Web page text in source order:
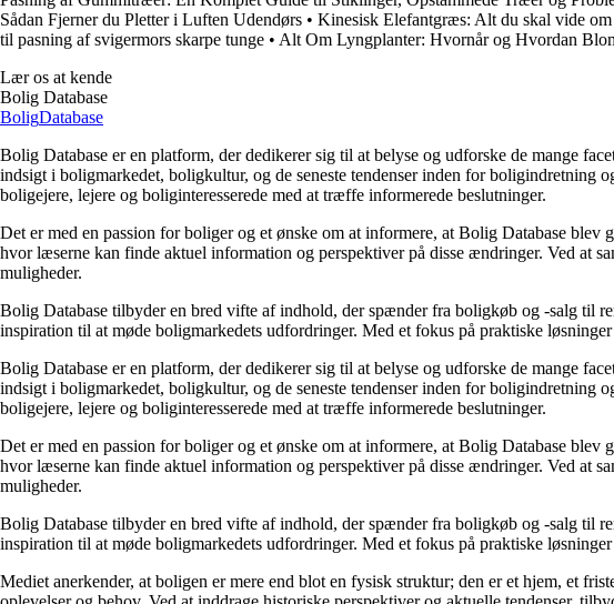
Sådan Fjerner du Pletter i Luften Udendørs • Kinesisk Elefantgræs: Alt du skal vide
til pasning af svigermors skarpe tunge • Alt Om Lyngplanter: Hvornår og Hvordan
Lær os at kende
Bolig Database
BoligDatabase
Bolig Database er en platform, der dedikerer sig til at belyse og udforske de mange
indsigt i boligmarkedet, boligkultur, og de seneste tendenser inden for boligindretning
boligejere, lejere og boliginteresserede med at træffe informerede beslutninger.
Det er med en passion for boliger og et ønske om at informere, at Bolig Database
hvor læserne kan finde aktuel information og perspektiver på disse ændringer. Ved at
muligheder.
Bolig Database tilbyder en bred vifte af indhold, der spænder fra boligkøb og -salg til
inspiration til at møde boligmarkedets udfordringer. Med et fokus på praktiske
Bolig Database er en platform, der dedikerer sig til at belyse og udforske de mange
indsigt i boligmarkedet, boligkultur, og de seneste tendenser inden for boligindretning
boligejere, lejere og boliginteresserede med at træffe informerede beslutninger.
Det er med en passion for boliger og et ønske om at informere, at Bolig Database
hvor læserne kan finde aktuel information og perspektiver på disse ændringer. Ved at
muligheder.
Bolig Database tilbyder en bred vifte af indhold, der spænder fra boligkøb og -salg til
inspiration til at møde boligmarkedets udfordringer. Med et fokus på praktiske
Mediet anerkender, at boligen er mere end blot en fysisk struktur; den er et hjem, et